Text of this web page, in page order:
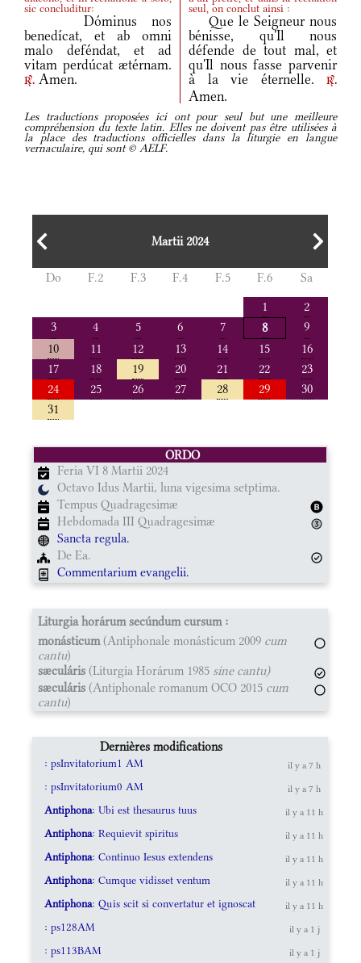
sic concluditur: seul, on conclut ainsi :
Dóminus nos
benedícat, et ab omni
malo deféndat, et ad
vitam perdúcat ætérnam.
r. Amen.
Que le Seigneur nous
bénisse, qu'Il nous
défende de tout mal, et
qu'Il nous fasse parvenir
à la vie éternelle.
r.
Amen.
Les traductions proposées ici ont pour seul but une meilleure
compréhension du texte latin. Elles ne doivent pas être utilisées à
la place des traductions officielles dans la liturgie en langue
vernaculaire, qui sont © AELF.
Martii 2024
Do F.2 F.3 F.4 F.5 F.6
Sa
1
2
3
4 5 6 7 8
9
10
11 12 13 14 15
16
17
18 19 20 21 22
23
24
25 26 27 28 29
30
31
ORDO
Feria VI 8 Martii 2024
Octavo Idus Martii, luna vigesima setptima.
Tempus Quadragesimæ
Hebdomada III Quadragesimæ
Sancta regula.
De Ea.
Commentarium evangelii.
Liturgia horárum secúndum cursum :
monásticum(Antiphonale monásticum 2009 cum
cantu)
sæculáris (Liturgia Horárum 1985 sine cantu)
sæculáris (Antiphonale romanum OCO 2015 cum
cantu)
Dernières modifications
: psInvitatorium1 AM il y a 7 h
: psInvitatorium0 AM il y a 7 h
Antiphona: Ubi est thesaurus tuus il y a 11 h
Antiphona: Requievit spiritus il y a 11 h
Antiphona: Continuo Iesus extendens il y a 11 h
Antiphona: Cumque vidisset ventum il y a 11 h
Antiphona: Quis scit si convertatur et ignoscat il y a 11 h
: ps128AM il y a 1 j
: ps113BAM il y a 1 j